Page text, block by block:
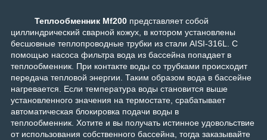
Теплообменник Mf200 представляет собой
циллиндрический сварной кожух, в котором установлены
бесшовные теплопроводные трубки из стали AISI-316L. С
помощью насоса фильтра вода из бассейна попадает в
теплообменник. При контакте воды со трубками происходит
передача тепловой энергии. Таким образом вода в бассейне
нагревается. Если температура воды становится выше
установленного значения на термостате, срабатывает
автоматическая блокировка подачи воды в
теплообменник. Хотите и вы получать истинное удовольствие
от использования собственного бассейна, тогда заказывайте